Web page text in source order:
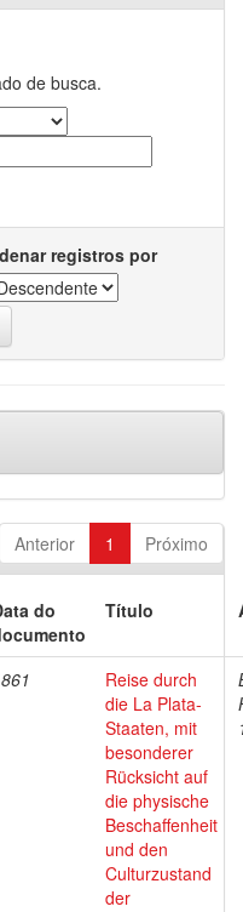
de busca.
registros por
Anterior 1 Próximo
do
Título
Reise durch
die La Plata-
Staaten, mit
besonderer
Rücksicht auf
die physische
Beschaffenheit
und den
Culturzustand
der